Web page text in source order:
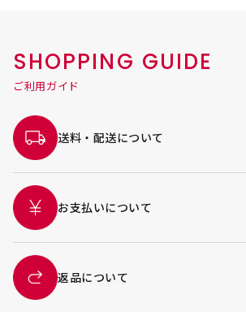
SHOPPING GUIDE
ご利用ガイド
送料・配送について
お支払いについて
返品について